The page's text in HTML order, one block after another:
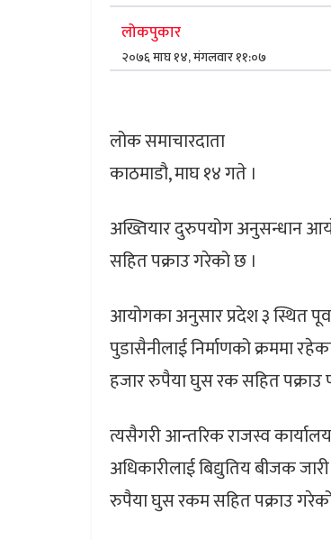
लोकपुकार
२०७६ माघ १४, मंगलवार ११:०७
लोक समाचारदाता
काठमाडौ, माघ १४ गते ।
अख्तियार दुरुपयोग अनुसन्धान
सहित पक्राउ गरेको छ ।
आयोगका अनुसार प्रदेश ३ स्थित
पुडासैनीलाई निर्माणको क्रममा
हजार रुपैया घुस रक सहित पक्राउ
त्यसैगरी आन्तरिक राजस्व
अधिकारीलाई बिद्युतिय बीजक
रुपैया घुस रकम सहित पक्राउ गरेको